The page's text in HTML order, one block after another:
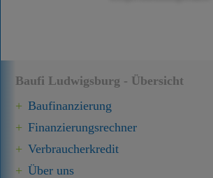
Baufi Ludwigsburg - Übersicht
Baufinanzierung
Finanzierungsrechner
Verbraucherkredit
Über uns